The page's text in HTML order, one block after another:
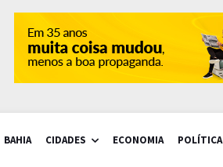
BAHIA CIDADES ECONOMIA POLÍTICA